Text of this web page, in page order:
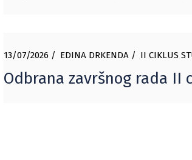
13/07/2026 EDINA DRKENDA II CIKLUS
Odbrana završnog rada II